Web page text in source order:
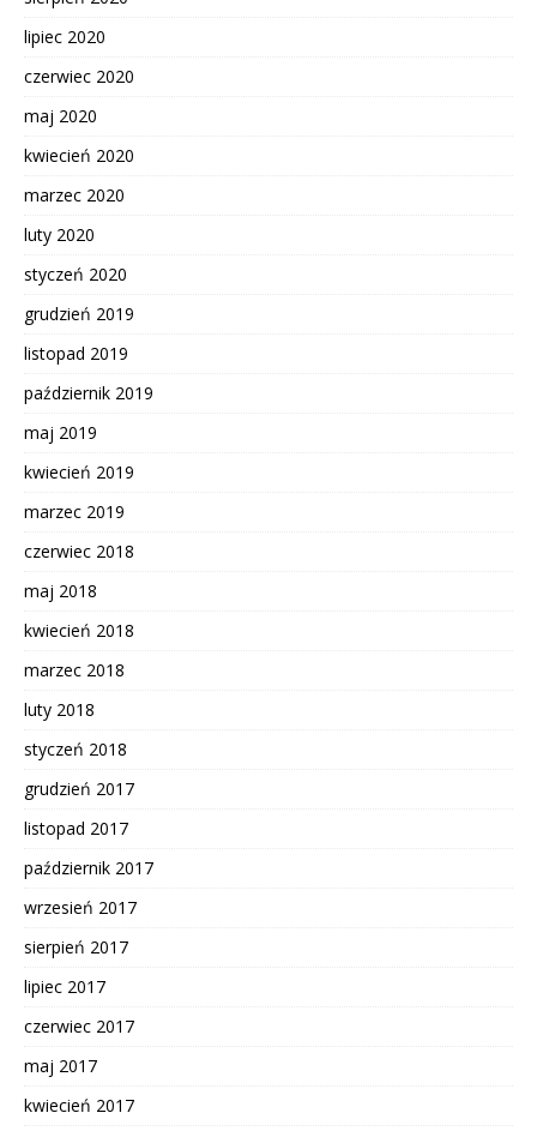
lipiec 2020
czerwiec 2020
maj 2020
kwiecień 2020
marzec 2020
luty 2020
styczeń 2020
grudzień 2019
listopad 2019
październik 2019
maj 2019
kwiecień 2019
marzec 2019
czerwiec 2018
maj 2018
kwiecień 2018
marzec 2018
luty 2018
styczeń 2018
grudzień 2017
listopad 2017
październik 2017
wrzesień 2017
sierpień 2017
lipiec 2017
czerwiec 2017
maj 2017
kwiecień 2017